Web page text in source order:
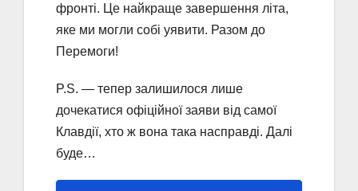
фронті. Це найкраще завершення літа,
яке ми могли собі уявити. Разом до
Перемоги!
P.S. — тепер залишилося лише
дочекатися офіційної заяви від самої
Клавдії, хто ж вона така насправді. Далі
буде…